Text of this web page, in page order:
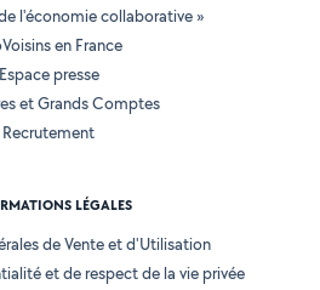
l'économie collaborative »
en France
Espace presse
et Grands Comptes
Recrutement
LÉGALES
de Vente et d'Utilisation
et de respect de la vie privée